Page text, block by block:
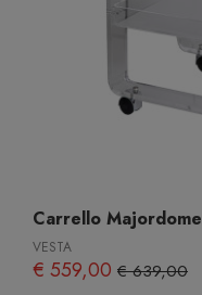
Carrello Majordome
VESTA
€ 559,00 € 639,00